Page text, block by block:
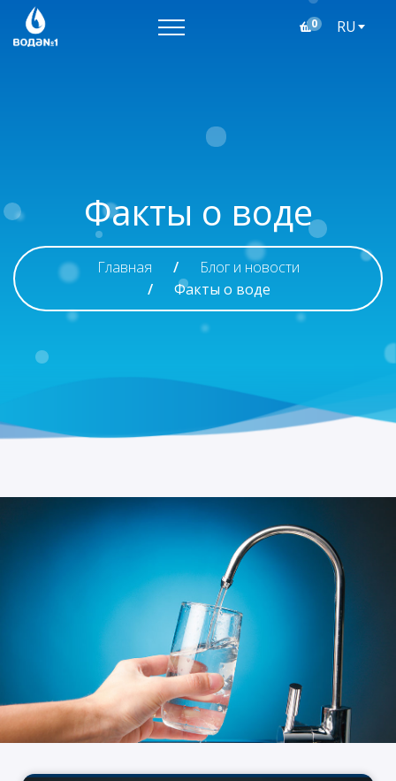
0 RU
Факты о воде
Главная
Блог и новости
Факты о воде